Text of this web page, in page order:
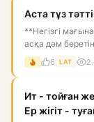
Аста тұз
**Негізгі
асқа дәм
нәрс...
6 LAT
Ит - тойған
Ер жігіт -